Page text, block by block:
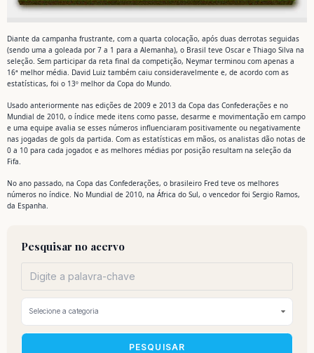
Diante da campanha frustrante, com a quarta colocação, após duas derrotas seguidas
(sendo uma a goleada por 7 a 1 para a Alemanha), o Brasil teve Oscar e Thiago Silva na
seleção. Sem participar da reta final da competição, Neymar terminou com apenas a
16ª melhor média. David Luiz também caiu consideravelmente e, de acordo com as
estatísticas, foi o 13º melhor da Copa do Mundo.
Usado anteriormente nas edições de 2009 e 2013 da Copa das Confederações e no
Mundial de 2010, o índice mede itens como passe, desarme e movimentação em campo
e uma equipe avalia se esses números influenciaram positivamente ou negativamente
nas jogadas de gols da partida. Com as estatísticas em mãos, os analistas dão notas de
0 a 10 para cada jogador, e as melhores médias por posição resultam na seleção da
Fifa.
No ano passado, na Copa das Confederações, o brasileiro Fred teve os melhores
números no índice. No Mundial de 2010, na África do Sul, o vencedor foi Sergio Ramos,
da Espanha.
Pesquisar no acervo
PESQUISAR